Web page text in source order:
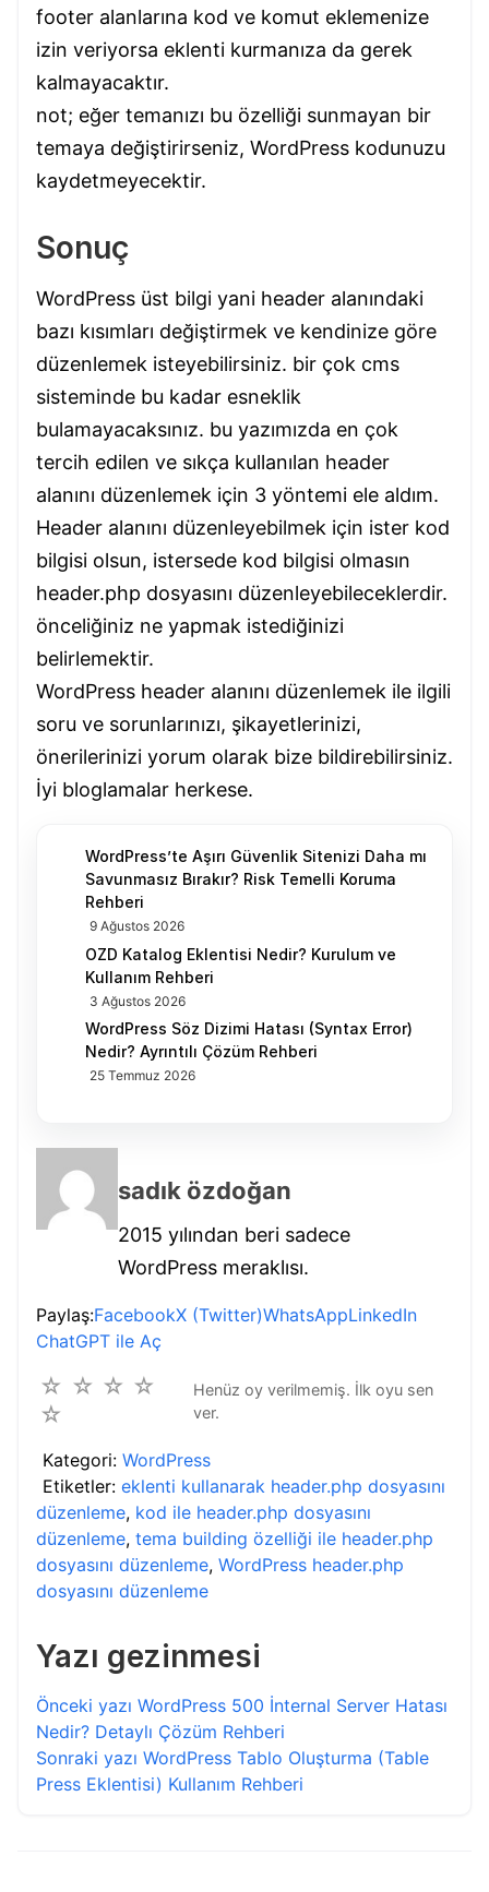
footer alanlarına kod ve komut eklemenize
izin veriyorsa eklenti kurmanıza da gerek
kalmayacaktır.
not; eğer temanızı bu özelliği sunmayan bir
temaya değiştirirseniz, WordPress kodunuzu
kaydetmeyecektir.
Sonuç
WordPress üst bilgi yani header alanındaki
bazı kısımları değiştirmek ve kendinize göre
düzenlemek isteyebilirsiniz. bir çok cms
sisteminde bu kadar esneklik
bulamayacaksınız. bu yazımızda en çok
tercih edilen ve sıkça kullanılan header
alanını düzenlemek için 3 yöntemi ele aldım.
Header alanını düzenleyebilmek için ister kod
bilgisi olsun, istersede kod bilgisi olmasın
header.php dosyasını düzenleyebileceklerdir.
önceliğiniz ne yapmak istediğinizi
belirlemektir.
WordPress header alanını düzenlemek ile ilgili
soru ve sorunlarınızı, şikayetlerinizi,
önerilerinizi yorum olarak bize bildirebilirsiniz.
İyi bloglamalar herkese.
WordPress’te Aşırı Güvenlik Sitenizi Daha mı
Savunmasız Bırakır? Risk Temelli Koruma
Rehberi
9 Ağustos 2026
OZD Katalog Eklentisi Nedir? Kurulum ve
Kullanım Rehberi
3 Ağustos 2026
WordPress Söz Dizimi Hatası (Syntax Error)
Nedir? Ayrıntılı Çözüm Rehberi
25 Temmuz 2026
sadık özdoğan
2015 yılından beri sadece
WordPress meraklısı.
Paylaş:FacebookX (Twitter)WhatsAppLinkedIn
ChatGPT ile Aç
☆ ☆ ☆ ☆
☆
Henüz oy verilmemiş. İlk oyu sen
ver.
Kategori: WordPress
Etiketler: eklenti kullanarak header.php dosyasını
düzenleme, kod ile header.php dosyasını
düzenleme, tema building özelliği ile header.php
dosyasını düzenleme, WordPress header.php
dosyasını düzenleme
Yazı gezinmesi
Önceki yazı WordPress 500 İnternal Server Hatası
Nedir? Detaylı Çözüm Rehberi
Sonraki yazı WordPress Tablo Oluşturma (Table
Press Eklentisi) Kullanım Rehberi